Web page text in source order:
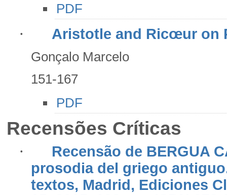
PDF
· Aristotle and Ricœur on
Gonçalo Marcelo
151-167
PDF
Recensões Críticas
·
Recensão de BERGUA
prosodia del griego
textos, Madrid, Ediciones